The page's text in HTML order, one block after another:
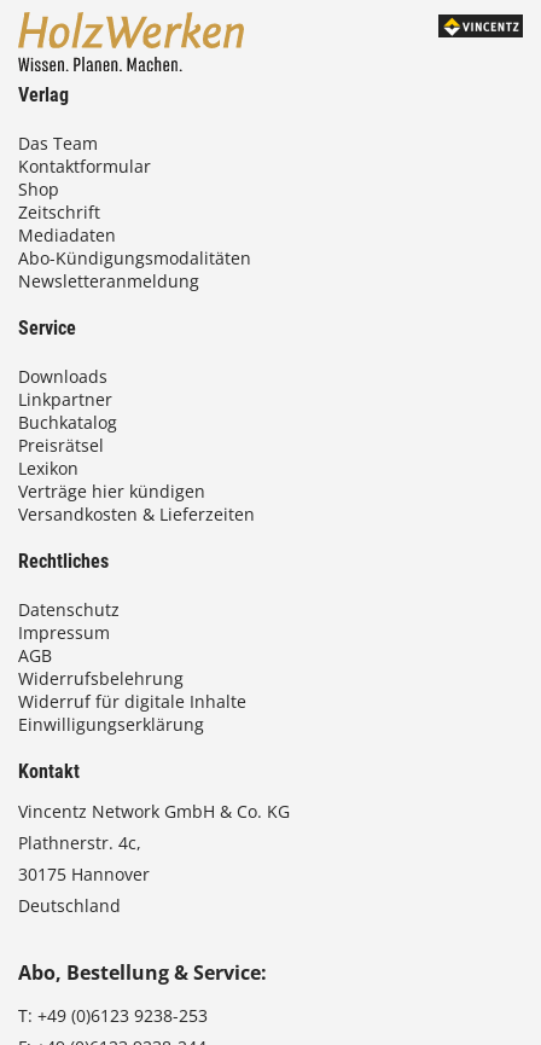
Verlag
Das Team
Kontaktformular
Shop
Zeitschrift
Mediadaten
Abo-Kündigungsmodalitäten
Newsletteranmeldung
Service
Downloads
Linkpartner
Buchkatalog
Preisrätsel
Lexikon
Verträge hier kündigen
Versandkosten & Lieferzeiten
Rechtliches
Datenschutz
Impressum
AGB
Widerrufsbelehrung
Widerruf für digitale Inhalte
Einwilligungserklärung
Kontakt
Vincentz Network GmbH & Co. KG
Plathnerstr. 4c,
30175 Hannover
Deutschland
Abo, Bestellung & Service:
T: +49 (0)6123 9238-253